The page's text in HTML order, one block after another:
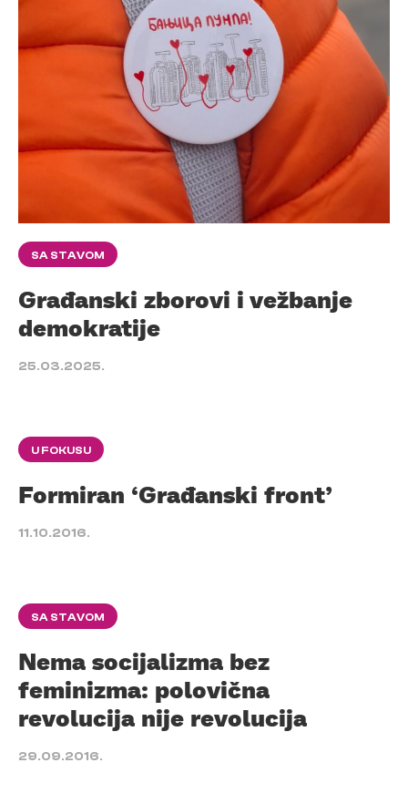
SA STAVOM
Građanski zborovi i vežbanje
demokratije
25.03.2025.
U FOKUSU
Formiran ‘Građanski front’
11.10.2016.
SA STAVOM
Nema socijalizma bez
feminizma: polovična
revolucija nije revolucija
29.09.2016.